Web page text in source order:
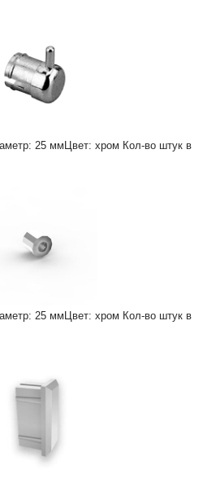
25 ммЦвет: хром Кол-во штук в
25 ммЦвет: хром Кол-во штук в